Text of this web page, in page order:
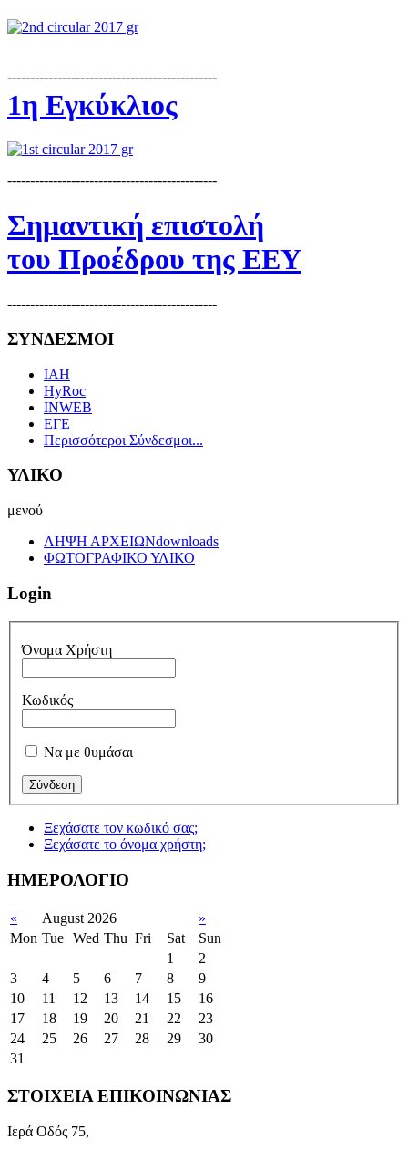
----------------------------------------------
1η Εγκύκλιος
----------------------------------------------
Σημαντική επιστολή
του Προέδρου της ΕΕΥ
----------------------------------------------
ΣΥΝΔΕΣΜΟΙ
IAH
HyRoc
INWEB
ΕΓΕ
Περισσότεροι Σύνδεσμοι...
ΥΛΙΚΟ
μενού
ΛΗΨΗ ΑΡΧΕΙΩΝdownloads
ΦΩΤΟΓΡΑΦΙΚΟ ΥΛΙΚΟ
Login
Όνομα Χρήστη
Κωδικός
Να με θυμάσαι
Ξεχάσατε τον κωδικό σας;
Ξεχάσατε το όνομα χρήστη;
ΗΜΕΡΟΛΟΓΙΟ
« August 2026
»
Mon Tue Wed Thu Fri Sat
Sun
1
2
3
4 5 6 7 8
9
10
11 12 13 14 15
16
17
18 19 20 21 22
23
24
25 26 27 28 29
30
31
ΣΤΟΙΧΕΙΑ ΕΠΙΚΟΙΝΩΝΙΑΣ
Ιερά Οδός 75,